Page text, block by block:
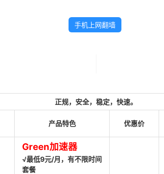
手机上网翻墙
正规，安全，稳定，快速。
产品特色 优惠价
Green加速器
√最低9元/月，有不限时间
套餐